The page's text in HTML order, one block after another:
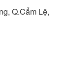
Q.Cẩm Lệ,